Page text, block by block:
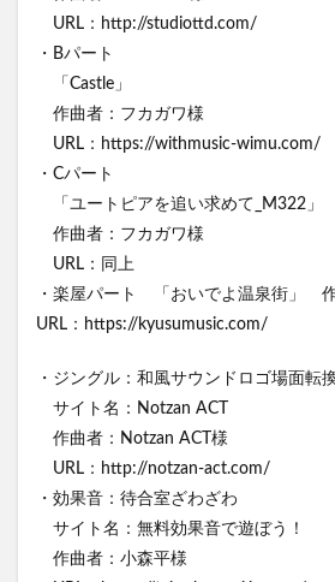
URL：http://studiottd.com/
・Bパート
「Castle」
作曲者：フカガワ様
URL：https://withmusic-wimu.com/
・Cパート
「ユートピアを追い求めて_M322」
作曲者：フカガワ様
URL：同上
・楽屋パート 「おいでよ温泉街」
URL：https://kyusumusic.com/
・ジングル：和風サウンドロゴ場面転
サイト名：Notzan ACT
作曲者：Notzan ACT様
URL：http://notzan-act.com/
・効果音：待合室ざわざわ
サイト名：無料効果音で遊ぼう！
作曲者：小森平様